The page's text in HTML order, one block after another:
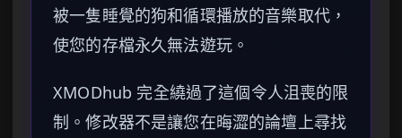
被一隻睡覺的狗和循環播放的音樂取代，
使您的存檔永久無法遊玩。
XMODhub 完全繞過了這個令人沮喪的限
制。修改器不是讓您在晦澀的論壇上尋找